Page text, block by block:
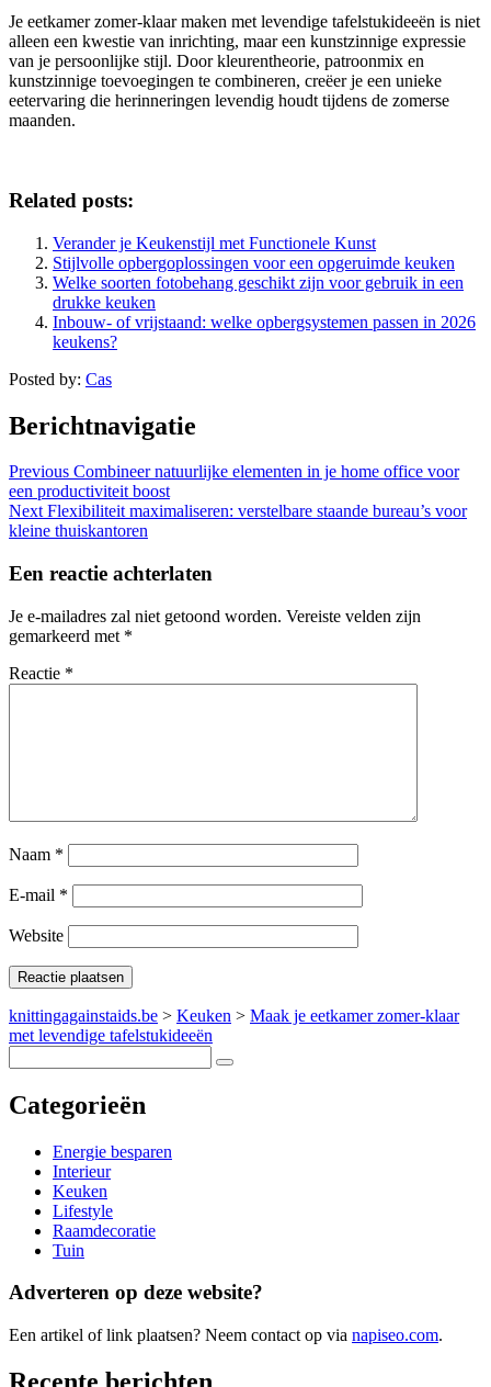
Je eetkamer zomer-klaar maken met levendige tafelstukideeën is niet
alleen een kwestie van inrichting, maar een kunstzinnige expressie
van je persoonlijke stijl. Door kleurentheorie, patroonmix en
kunstzinnige toevoegingen te combineren, creëer je een unieke
eetervaring die herinneringen levendig houdt tijdens de zomerse
maanden.
Related posts:
Verander je Keukenstijl met Functionele Kunst
Stijlvolle opbergoplossingen voor een opgeruimde keuken
Welke soorten fotobehang geschikt zijn voor gebruik in een
drukke keuken
Inbouw- of vrijstaand: welke opbergsystemen passen in 2026
keukens?
Posted by: Cas
Berichtnavigatie
Previous Combineer natuurlijke elementen in je home office voor
een productiviteit boost
Next Flexibiliteit maximaliseren: verstelbare staande bureau’s voor
kleine thuiskantoren
Een reactie achterlaten
Je e-mailadres zal niet getoond worden. Vereiste velden zijn
gemarkeerd met *
Reactie *
Naam *
E-mail *
Website
knittingagainstaids.be > Keuken > Maak je eetkamer zomer-klaar
met levendige tafelstukideeën
Categorieën
Energie besparen
Interieur
Keuken
Lifestyle
Raamdecoratie
Tuin
Adverteren op deze website?
Een artikel of link plaatsen? Neem contact op via napiseo.com.